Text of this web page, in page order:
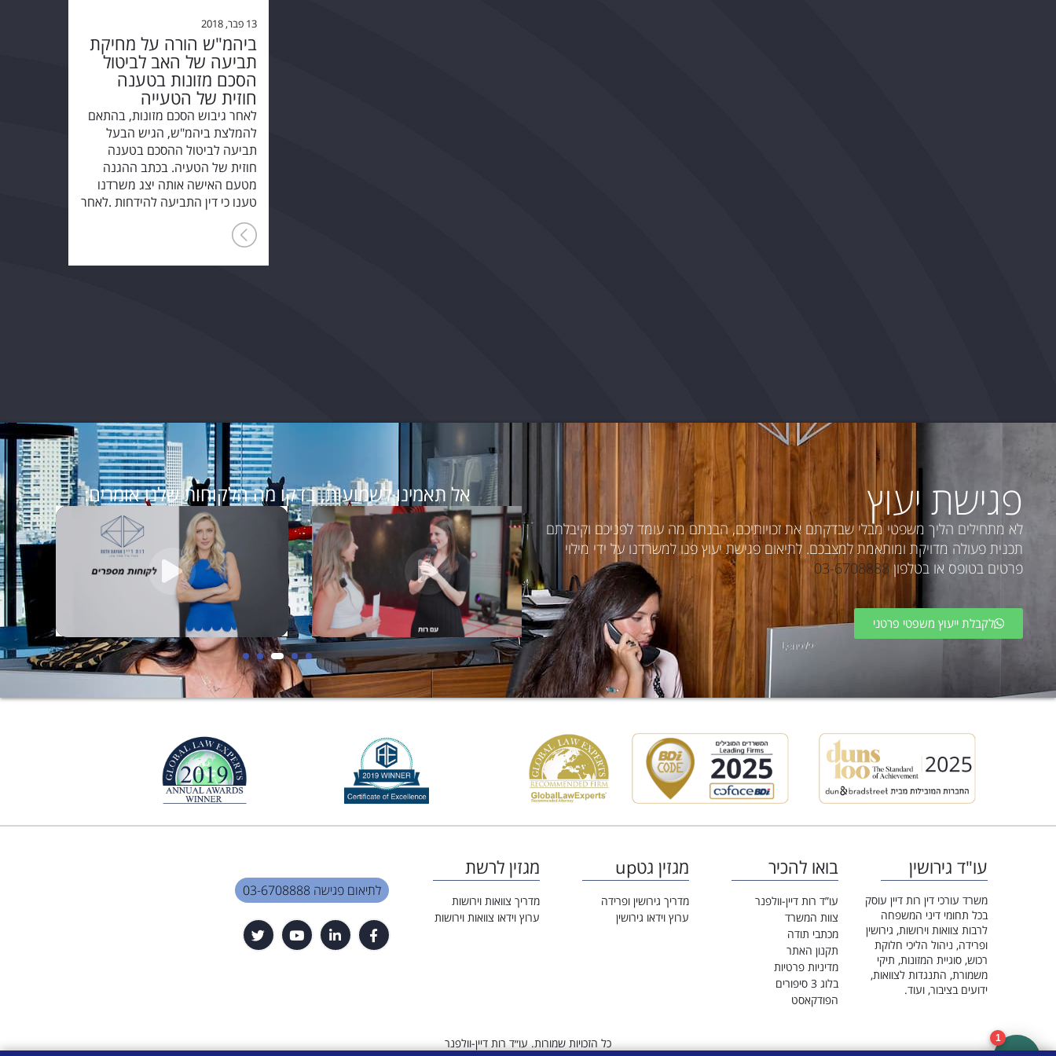
13 פבר, 2018
ביהמ"ש הורה על מחיקת
תביעה של האב לביטול
הסכם מזונות בטענה
חוזית של הטעייה
לאחר גיבוש הסכם מזונות, בהתאם
להמלצת ביהמ"ש, הגיש הבעל
תביעה לביטול ההסכם בטענה
חוזית של הטעיה. בכתב ההגנה
מטעם האישה אותה יצג משרדנו
טענו כי דין התביעה להידחות .לאחר
פגישת יעוץ
לא מתחילים הליך משפטי מבלי שבדקתם את זכויותיכם, הבנתם מה עומד לפניכם וקיבלתם
תכנית פעולה מדויקת ומותאמת למצבכם. לתיאום פגישת יעוץ פנו למשרדנו על ידי מילוי
פרטים בטופס או בטלפון 03-6708888
לקבלת ייעוץ משפטי פרטני
אל תאמינו לשמועות, בדקו מה הלקוחות שלנו אומרים:
עו"ד גירושין
משרד עורכי דין רות דיין עוסק
בכל תחומי דיני המשפחה
לרבות צוואות וירושות, גירושין
ופרידה, ניהול הליכי חלוקת
רכוש, סוגיית המזונות, תיקי
משמורת, התנגדות לצוואות,
ידועים בציבור, ועוד.
בואו להכיר
עו”ד רות דיין-וולפנר
צוות המשרד
מכתבי תודה
תקנון האתר
מדיניות פרטיות
בלוג 3 סיפורים
הפודקאסט
מגזין גטup
מדריך גירושין ופרידה
ערוץ וידאו גירושין
מגזין לרשת
מדריך צוואות וירושות
ערוץ וידאו צוואות וירושות
לתיאום פגישה 03-6708888
כל הזכויות שמורות. עו״ד רות דיין-וולפנר